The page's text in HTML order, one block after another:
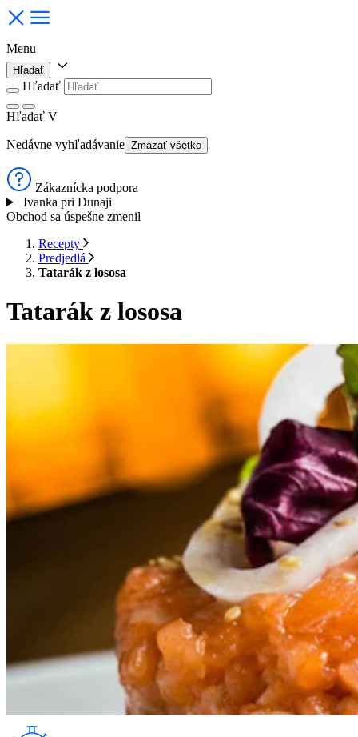
Menu
Hľadať
Hľadať
Hľadať V
Nedávne vyhľadávanie Zmazať všetko
Zákaznícka podpora
Ivanka pri Dunaji
Obchod sa úspešne zmenil
Recepty
Predjedlá
Tatarák z lososa
Tatarák z lososa